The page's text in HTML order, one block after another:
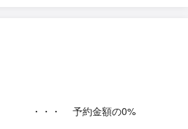
・・・
予約金額の0%